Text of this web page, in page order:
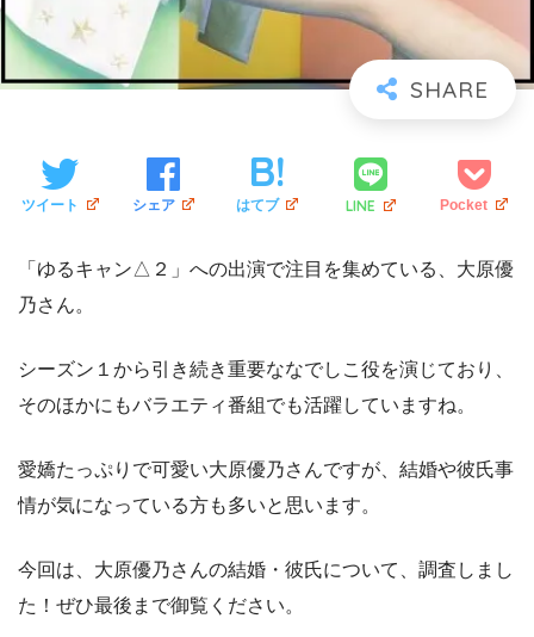
ツイート シェア はてブ LINE Pocket
「ゆるキャン△２」への出演で注目を集めている、大原優
乃さん。
シーズン１から引き続き重要ななでしこ役を演じており、
そのほかにもバラエティ番組でも活躍していますね。
愛嬌たっぷりで可愛い大原優乃さんですが、結婚や彼氏事
情が気になっている方も多いと思います。
今回は、大原優乃さんの結婚・彼氏について、調査しまし
た！ぜひ最後まで御覧ください。